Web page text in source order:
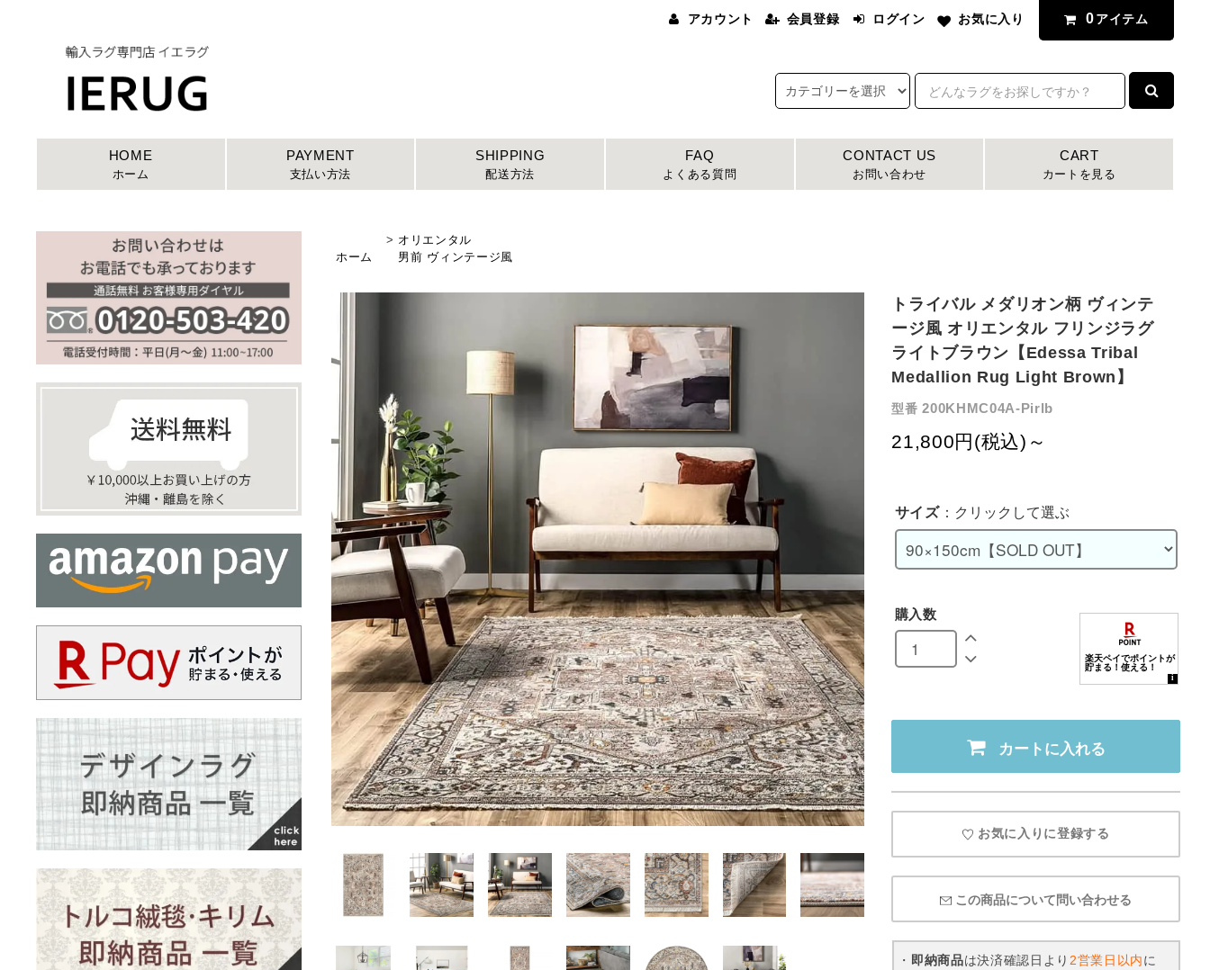
アカウント 会員登録 ログイン お気に入り 0 アイテム
HOME
ホーム
PAYMENT
支払い方法
SHIPPING
配送方法
FAQ
よくある質問
CONTACT US
お問い合わせ
CART
カートを見る
ホーム
> オリエンタル
男前 ヴィンテージ風
トライバル メダリオン柄 ヴィンテ
ージ風 オリエンタル フリンジラグ
ライトブラウン【Edessa Tribal
Medallion Rug Light Brown】
型番 200KHMC04A-Pirlb
21,800円(税込)～
サイズ：クリックして選ぶ
購入数
カートに入れる
お気に入りに登録する
この商品について問い合わせる
・ 即納商品は決済確認日より 2営業日以内に